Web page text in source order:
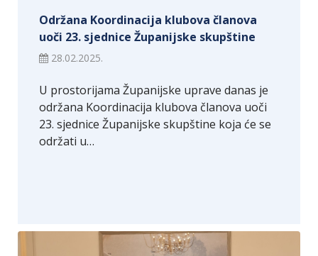
Održana Koordinacija klubova članova
uoči 23. sjednice Županijske skupštine
28.02.2025.
U prostorijama Županijske uprave danas je
održana Koordinacija klubova članova uoči
23. sjednice Županijske skupštine koja će se
održati u…